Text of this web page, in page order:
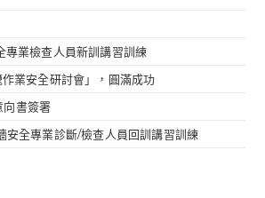
專業檢查人員新訓講習訓練
業安全研討會」，圓滿成功
向書簽署
安全專業診斷/檢查人員回訓講習訓練